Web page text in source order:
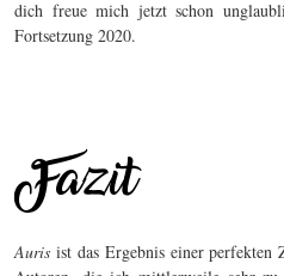
dich freue mich jetzt schon
Fortsetzung 2020.
Auris ist das Ergebnis einer perfekten